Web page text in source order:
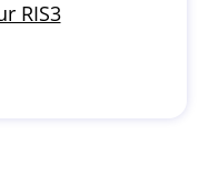
RIS3